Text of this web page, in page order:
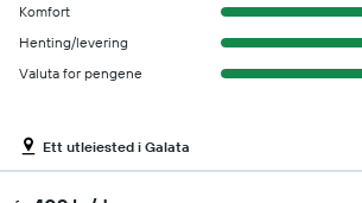
Komfort
Henting/levering
Valuta for pengene
Ett utleiested i Galata